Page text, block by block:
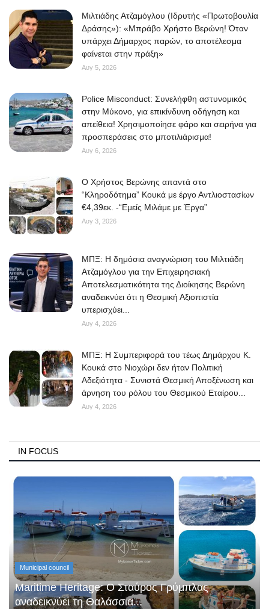
Μιλτιάδης Ατζαμόγλου (Ιδρυτής «Πρωτοβουλία
Δράσης»): «Μπράβο Χρήστο Βερώνη! Όταν
υπάρχει Δήμαρχος παρών, το αποτέλεσμα
φαίνεται στην πράξη»
Αυγ 5, 2026
Police Misconduct: Συνελήφθη αστυνομικός
στην Μύκονο, για επικίνδυνη οδήγηση και
απείθεια! Χρησιμοποίησε φάρο και σειρήνα για
προσπεράσεις στο μποτιλιάρισμα!
Αυγ 6, 2026
O Χρήστος Βερώνης απαντά στο
“Κληροδότημα” Κουκά με έργο Αντλιοστασίων
€4,39εκ. -“Εμείς Μιλάμε με Έργα”
Αυγ 3, 2026
ΜΠΞ: Η δημόσια αναγνώριση του Μιλτιάδη
Ατζαμόγλου για την Επιχειρησιακή
Αποτελεσματικότητα της Διοίκησης Βερώνη
αναδεικνύει ότι η Θεσμική Αξιοπιστία
υπερισχύει...
Αυγ 4, 2026
ΜΠΞ: Η Συμπεριφορά του τέως Δημάρχου Κ.
Κουκά στο Νιοχώρι δεν ήταν Πολιτική
Αδεξιότητα - Συνιστά Θεσμική Αποξένωση και
άρνηση του ρόλου του Θεσμικού Εταίρου...
Αυγ 4, 2026
IN FOCUS
Municipal council
Maritime Heritage: Ο Σταύρος Γρύμπλας
αναδεικνύει τη Θαλάσσια...